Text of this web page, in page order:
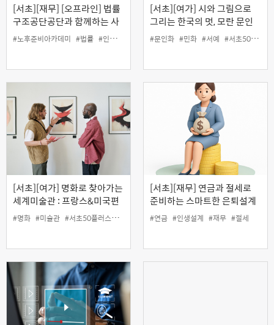
[서초][재무] [오프라인] 법률
구조공단공단과 함께하는 사
례로 배우는 생활법률
#노후준비아카데미 #법률 #인생설계 #재무
[서초][여가] 시와 그림으로
그리는 한국의 멋, 모란 문인
화 기초
#문인화 #민화 #서예 #서초50플러스센터
[서초][여가] 명화로 찾아가는
세계미술관 : 프랑스&미국편
#명화 #미술관 #서초50플러스센터 #인생설계
[서초][재무] 연금과 절세로
준비하는 스마트한 은퇴설계
#연금 #인생설계 #재무 #절세